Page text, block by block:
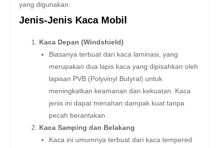
yang digunakan:
Jenis-Jenis Kaca Mobil
Kaca Depan (Windshield)
Biasanya terbuat dari kaca laminasi, yang
merupakan dua lapis kaca yang dipisahkan oleh
lapisan PVB (Polyvinyl Butyral) untuk
meningkatkan keamanan dan kekuatan. Kaca
jenis ini dapat menahan dampak kuat tanpa
pecah berantakan.
Kaca Samping dan Belakang
Kaca ini umumnya terbuat dari kaca tempered